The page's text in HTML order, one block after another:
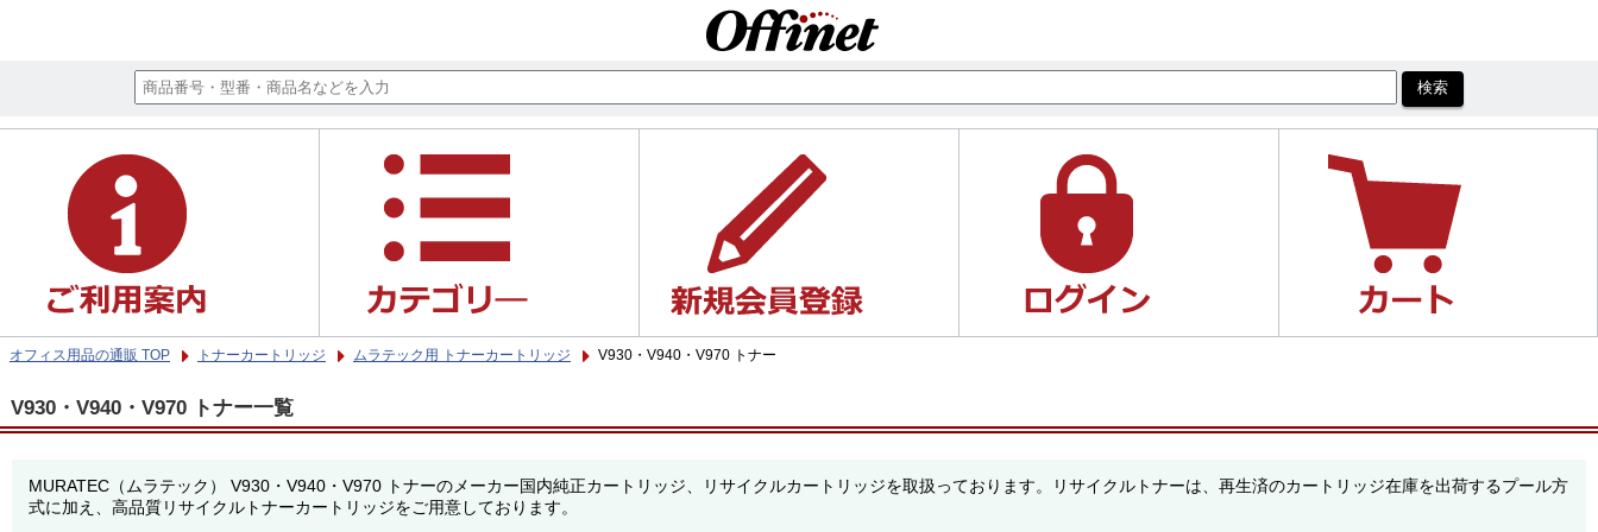
オフィス用品の通販 TOP トナーカートリッジ ムラテック用 トナーカートリッジ V930・V940・V970 トナー
V930・V940・V970 トナー一覧
MURATEC（ムラテック） V930・V940・V970 トナーのメーカー国内純正カートリッジ、リサイクルカートリッジを取扱っております。リサイクルトナーは、再生済のカートリッジ在庫を出荷するプール方
式に加え、高品質リサイクルトナーカートリッジをご用意しております。